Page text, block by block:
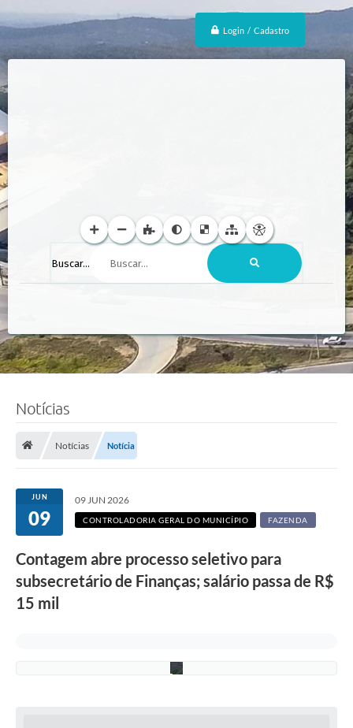
Login / Cadastro
Buscar...
Notícias
Notícias Notícia
JUN
09
09 JUN 2026
CONTROLADORIA GERAL DO MUNICÍPIO FAZENDA
Contagem abre processo seletivo para
subsecretário de Finanças; salário passa de R$
15 mil
i
a
l
l